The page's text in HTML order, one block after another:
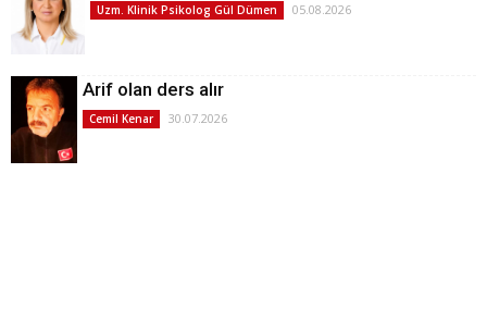
Uzm. Klinik Psikolog Gül Dümen 05.08.2026
Arif olan ders alır
Cemil Kenar 30.07.2026